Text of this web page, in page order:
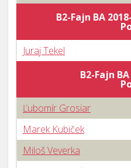
B2-Fajn BA
Juraj Tekel
B2-Fajn
Ľubomír Grosiar
Marek Kubiček
Miloš Veverka